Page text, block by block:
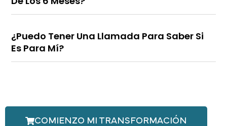
¿Puedo Tener Una Llamada Para Saber Si
Es Para Mí?
COMIENZO MI TRANSFORMACIÓN